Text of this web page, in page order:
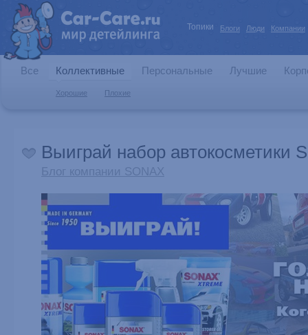
Топики Блоги Люди Компании
Все Коллективные
Хорошие Плохие
Персональные Лучшие
Выиграй набор автокосметики
Блог компании SONAX